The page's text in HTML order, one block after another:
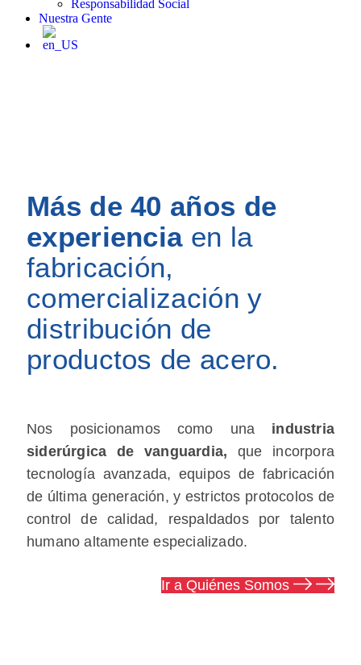
Responsabilidad Social
Nuestra Gente
Más de 40 años de
experienciaen la
fabricación,
comercialización y
distribución de
productos de acero.
Nos posicionamos como una industria
siderúrgica de vanguardia, que incorpora
tecnología avanzada, equipos de fabricación
de última generación, y estrictos protocolos de
control de calidad, respaldados por talento
humano altamente especializado.
Ir a Quiénes Somos